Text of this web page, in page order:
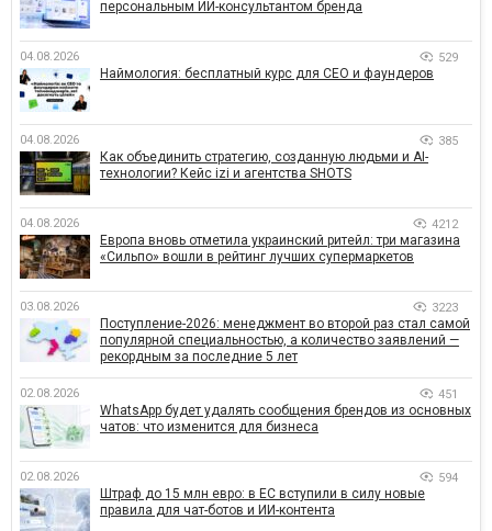
персональным ИИ-консультантом бренда
04.08.2026 529
Наймология: бесплатный курс для CEO и фаундеров
04.08.2026 385
Как объединить стратегию, созданную людьми и AI-
технологии? Кейс izi и агентства SHOTS
04.08.2026 4212
Европа вновь отметила украинский ритейл: три магазина
«Сильпо» вошли в рейтинг лучших супермаркетов
03.08.2026 3223
Поступление-2026: менеджмент во второй раз стал самой
популярной специальностью, а количество заявлений —
рекордным за последние 5 лет
02.08.2026 451
WhatsApp будет удалять сообщения брендов из основных
чатов: что изменится для бизнеса
02.08.2026 594
Штраф до 15 млн евро: в ЕС вступили в силу новые
правила для чат-ботов и ИИ-контента